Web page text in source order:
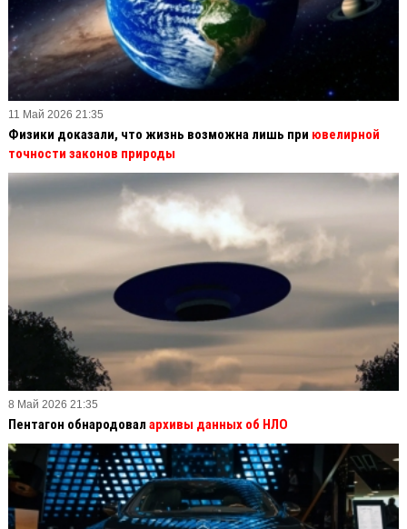
11 Май 2026 21:35
Физики доказали, что жизнь возможна лишь при ювелирной
точности законов природы
8 Май 2026 21:35
Пентагон обнародовал архивы данных об НЛО